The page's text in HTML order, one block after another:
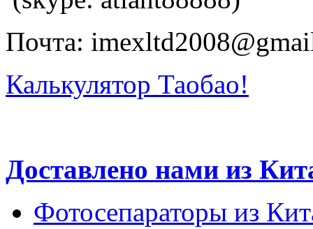
Почта:
Калькулятор Таобао!
Доставлено нами из
Фотосепараторы из